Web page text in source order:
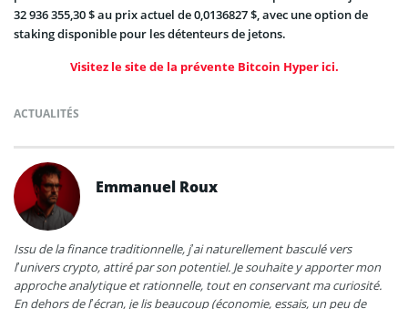
32 936 355,30 $ au prix actuel de 0,0136827 $, avec une option de
staking disponible pour les détenteurs de jetons.
Visitez le site de la prévente Bitcoin Hyper ici.
ACTUALITÉS
Emmanuel Roux
Issu de la finance traditionnelle, j’ai naturellement basculé vers
l’univers crypto, attiré par son potentiel. Je souhaite y apporter mon
approche analytique et rationnelle, tout en conservant ma curiosité.
En dehors de l’écran, je lis beaucoup (économie, essais, un peu de